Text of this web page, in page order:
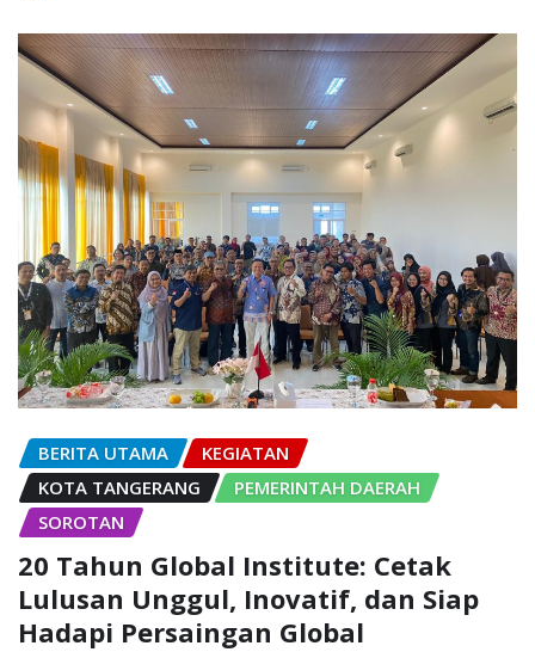
BERITA UTAMA
KEGIATAN
KOTA TANGERANG
PEMERINTAH DAERAH
SOROTAN
20 Tahun Global Institute: Cetak
Lulusan Unggul, Inovatif, dan Siap
Hadapi Persaingan Global